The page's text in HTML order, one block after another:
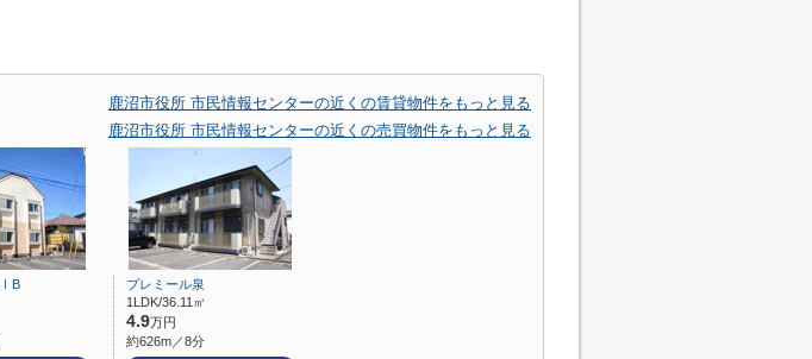
鹿沼市役所 市民情報センターの近くの賃貸物件をもっと見る
鹿沼市役所 市民情報センターの近くの売買物件をもっと見る
ⅠB
プレミール泉
1LDK/36.11㎡
4.9万円
約626m／8分